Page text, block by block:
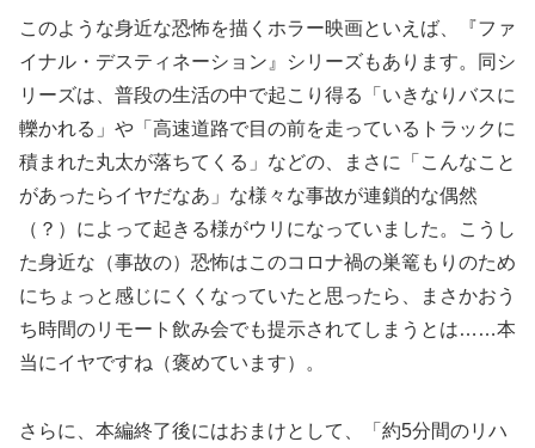
このような身近な恐怖を描くホラー映画といえば、『ファ
イナル・デスティネーション』シリーズもあります。同シ
リーズは、普段の生活の中で起こり得る「いきなりバスに
轢かれる」や「高速道路で目の前を走っているトラックに
積まれた丸太が落ちてくる」などの、まさに「こんなこと
があったらイヤだなあ」な様々な事故が連鎖的な偶然
（？）によって起きる様がウリになっていました。こうし
た身近な（事故の）恐怖はこのコロナ禍の巣篭もりのため
にちょっと感じにくくなっていたと思ったら、まさかおう
ち時間のリモート飲み会でも提示されてしまうとは……本
当にイヤですね（褒めています）。
さらに、本編終了後にはおまけとして、「約5分間のリハ